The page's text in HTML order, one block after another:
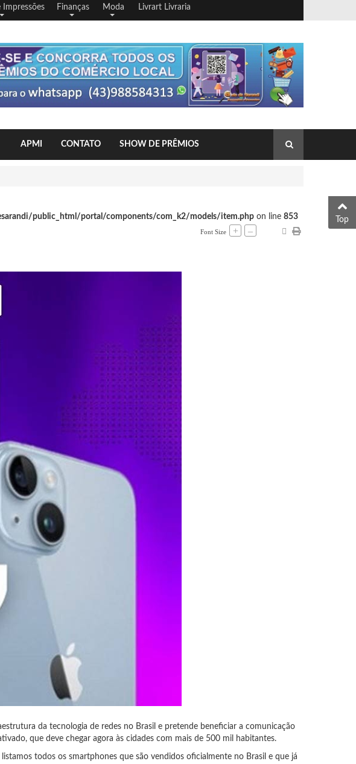
Impressões Finanças Moda Livrart Livraria
APMI CONTATO SHOW DE PRÊMIOS
public_html/portal/components/com_k2/models/item.php on line 853
Font Size + –
da tecnologia de redes no Brasil e pretende beneficiar a comunicação
que deve chegar agora às cidades com mais de 500 mil habitantes.
todos os smartphones que são vendidos oficialmente no Brasil e que já
Top